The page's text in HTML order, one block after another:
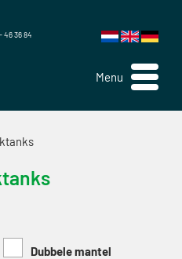
Menu
46 36 84
Dubbele mantel